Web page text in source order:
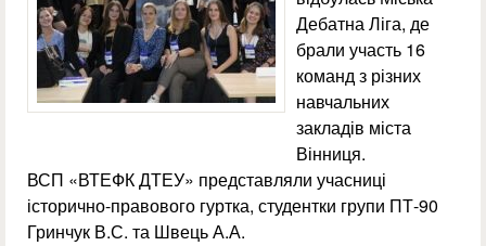
Дебатна Ліга, де
брали участь 16
команд з різних
навчальних
закладів міста
Вінниця.
ВСП «ВТЕФК ДТЕУ» представляли учасниці
історично-правового гуртка, студентки групи ПТ-90
Гринчук В.С. та Швець А.А.